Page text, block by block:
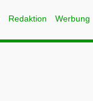
Redaktion Werbung